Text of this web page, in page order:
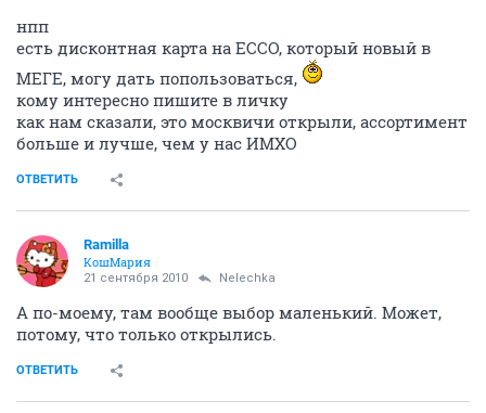
нпп
есть дисконтная карта на ECCO, который новый в
МЕГЕ, могу дать попользоваться,
кому интересно пишите в личку
как нам сказали, это москвичи открыли, ассортимент
больше и лучше, чем у нас ИМХО
ОТВЕТИТЬ
Ramilla
КошМария
21 сентября 2010 Nelechka
А по-моему, там вообще выбор маленький. Может,
потому, что только открылись.
ОТВЕТИТЬ